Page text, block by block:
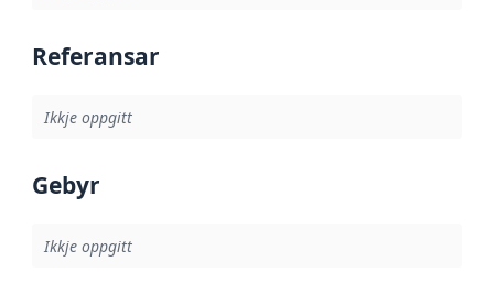
Referansar
Ikkje oppgitt
Gebyr
Ikkje oppgitt